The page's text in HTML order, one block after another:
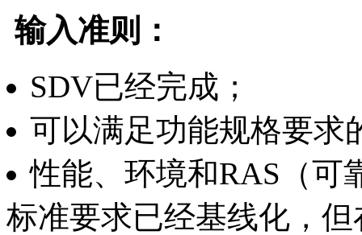
输入准则：
SDV已经完成；
可以满足功能规格要求
性能、环境和RAS（可
标准要求已经基线化，